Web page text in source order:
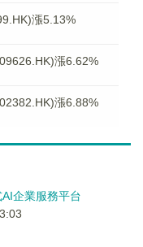
漲5.13%
漲6.62%
漲6.88%
企業服務平台